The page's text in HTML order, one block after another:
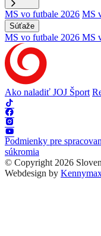
MS vo futbale 2026 MS
Súťaže
MS vo futbale 2026 MS
Ako naladiť JOJ Šport
Podmienky pre
súkromia
© Copyright 2026
Webdesign by